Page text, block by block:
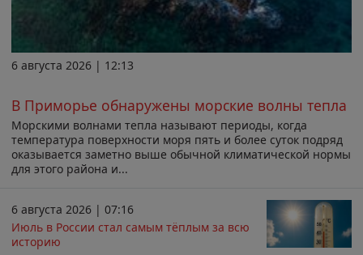
6 августа 2026 | 12:13
В Приморье обнаружены морские волны тепла
Морскими волнами тепла называют периоды, когда
температура поверхности моря пять и более суток подряд
оказывается заметно выше обычной климатической нормы
для этого района и...
6 августа 2026 | 07:16
Июль в России стал самым тёплым за всю
историю